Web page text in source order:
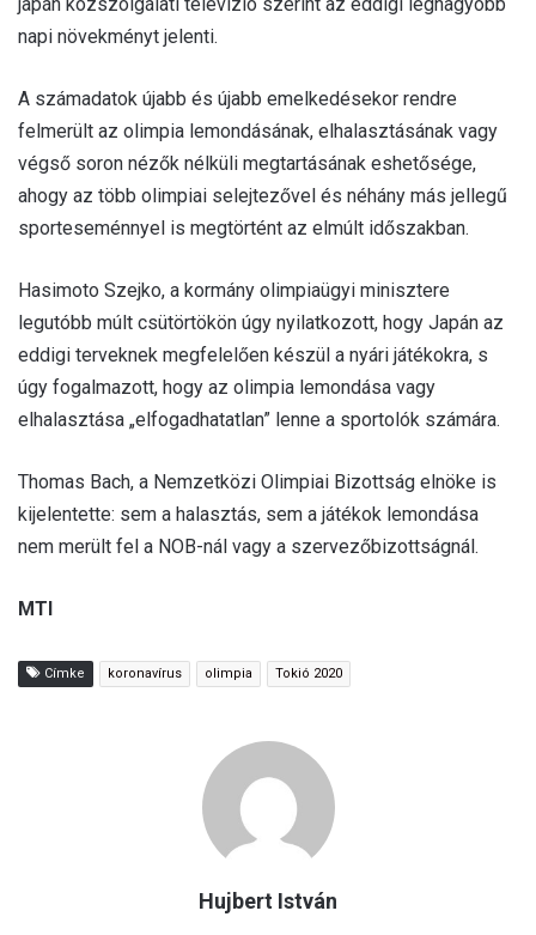
napi növekményt jelenti.
A számadatok újabb és újabb emelkedésekor rendre
felmerült az olimpia lemondásának, elhalasztásának vagy
végső soron nézők nélküli megtartásának eshetősége,
ahogy az több olimpiai selejtezővel és néhány más jellegű
sporteseménnyel is megtörtént az elmúlt időszakban.
Hasimoto Szejko, a kormány olimpiaügyi minisztere
legutóbb múlt csütörtökön úgy nyilatkozott, hogy Japán az
eddigi terveknek megfelelően készül a nyári játékokra, s
úgy fogalmazott, hogy az olimpia lemondása vagy
elhalasztása „elfogadhatatlan” lenne a sportolók számára.
Thomas Bach, a Nemzetközi Olimpiai Bizottság elnöke is
kijelentette: sem a halasztás, sem a játékok lemondása
nem merült fel a NOB-nál vagy a szervezőbizottságnál.
MTI
Címke koronavírus olimpia Tokió 2020
Hujbert István